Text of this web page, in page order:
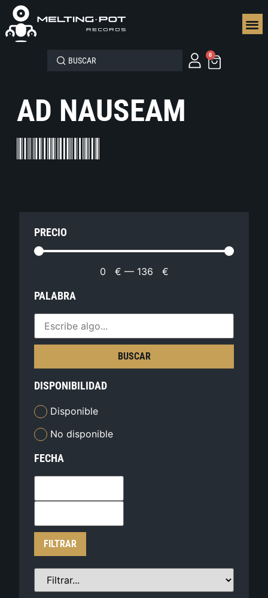
0
AD NAUSEAM
PRECIO
0 € — 136 €
PALABRA
BUSCAR
DISPONIBILIDAD
Disponible
No disponible
FECHA
FILTRAR